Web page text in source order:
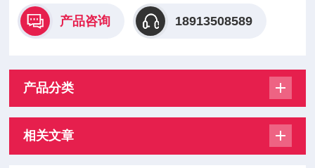
产品咨询 18913508589
产品分类
相关文章